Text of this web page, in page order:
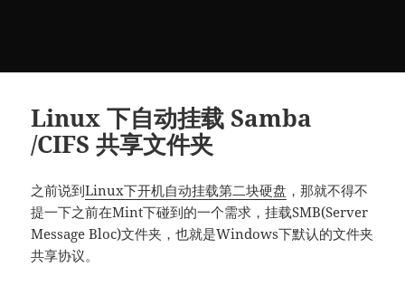
Linux 下自动挂载 Samba
/CIFS 共享文件夹
之前说到Linux下开机自动挂载第二块硬盘 ，那就不得不
提一下之前在Mint下碰到的一个需求，挂载SMB(Server
Message Bloc)文件夹，也就是Windows下默认的文件夹
共享协议。